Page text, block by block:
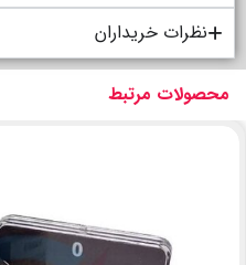
نظرات خریداران
محصولات مرتبط